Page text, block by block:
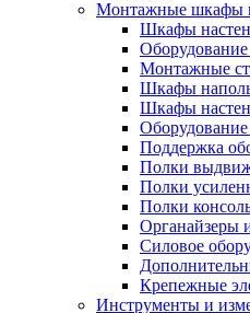
Монтажные шкафы
Шкафы
Монтажные
Шкафы
Шкафы
Поддержка
Полки
Полки
Полки
Органайзеры
Силовое
Крепежные
Инструменты и